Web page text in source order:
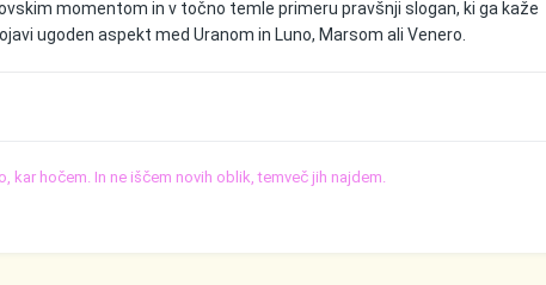
momentom in v točno temle primeru pravšnji slogan, ki ga kaže
ugoden aspekt med Uranom in Luno, Marsom ali Venero.
kar hočem. In ne iščem novih oblik, temveč jih najdem.